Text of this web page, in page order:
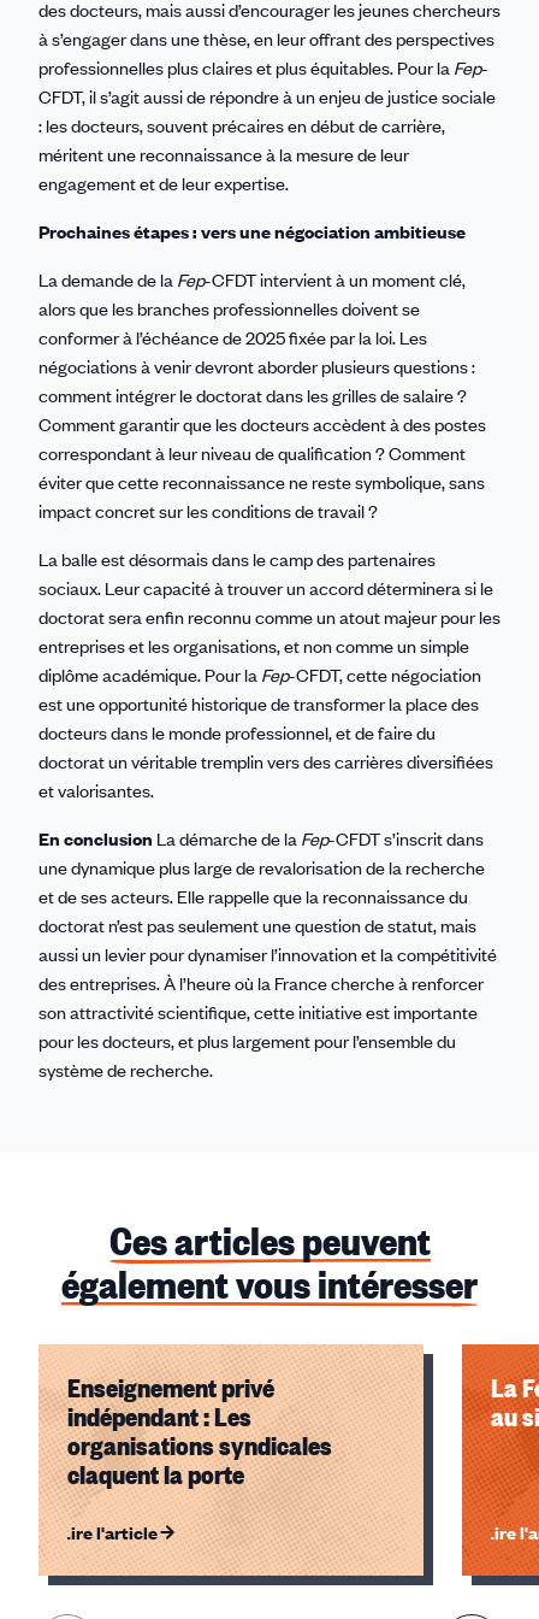
des docteurs, mais aussi d’encourager les jeunes chercheurs
à s’engager dans une thèse, en leur offrant des perspectives
professionnelles plus claires et plus équitables. Pour la Fep-
CFDT, il s’agit aussi de répondre à un enjeu de justice sociale
: les docteurs, souvent précaires en début de carrière,
méritent une reconnaissance à la mesure de leur
engagement et de leur expertise.
Prochaines étapes : vers une négociation ambitieuse
La demande de la Fep-CFDT intervient à un moment clé,
alors que les branches professionnelles doivent se
conformer à l’échéance de 2025 fixée par la loi. Les
négociations à venir devront aborder plusieurs questions :
comment intégrer le doctorat dans les grilles de salaire ?
Comment garantir que les docteurs accèdent à des postes
correspondant à leur niveau de qualification ? Comment
éviter que cette reconnaissance ne reste symbolique, sans
impact concret sur les conditions de travail ?
La balle est désormais dans le camp des partenaires
sociaux. Leur capacité à trouver un accord déterminera si le
doctorat sera enfin reconnu comme un atout majeur pour les
entreprises et les organisations, et non comme un simple
diplôme académique. Pour la Fep-CFDT, cette négociation
est une opportunité historique de transformer la place des
docteurs dans le monde professionnel, et de faire du
doctorat un véritable tremplin vers des carrières diversifiées
et valorisantes.
En conclusion La démarche de la Fep-CFDT s’inscrit dans
une dynamique plus large de revalorisation de la recherche
et de ses acteurs. Elle rappelle que la reconnaissance du
doctorat n’est pas seulement une question de statut, mais
aussi un levier pour dynamiser l’innovation et la compétitivité
des entreprises. À l’heure où la France cherche à renforcer
son attractivité scientifique, cette initiative est importante
pour les docteurs, et plus largement pour l’ensemble du
système de recherche.
Ces articles peuvent
également vous intéresser
Enseignement privé
indépendant : Les
organisations syndicales
claquent la porte
Lire l'article
La
au
Lire